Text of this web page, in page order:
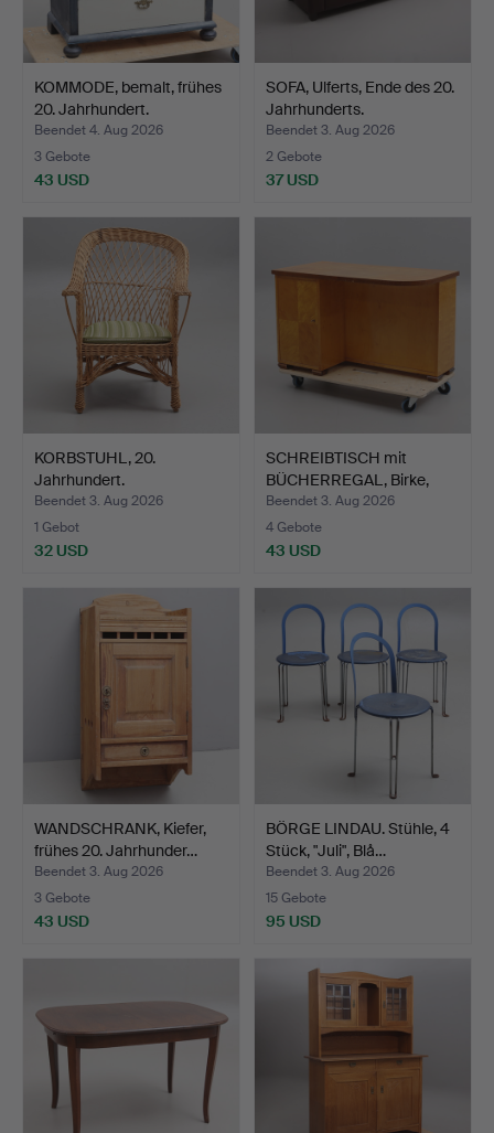
KOMMODE, bemalt, frühes
20. Jahrhundert.
Beendet 4. Aug 2026
3 Gebote
43 USD
SOFA, Ulferts, Ende des 20.
Jahrhunderts.
Beendet 3. Aug 2026
2 Gebote
37 USD
KORBSTUHL, 20.
Jahrhundert.
Beendet 3. Aug 2026
1 Gebot
32 USD
SCHREIBTISCH mit
BÜCHERREGAL, Birke,
erste…
Beendet 3. Aug 2026
4 Gebote
43 USD
WANDSCHRANK, Kiefer,
frühes 20. Jahrhunder…
Beendet 3. Aug 2026
3 Gebote
43 USD
BÖRGE LINDAU. Stühle, 4
Stück, "Juli", Blå…
Beendet 3. Aug 2026
15 Gebote
95 USD